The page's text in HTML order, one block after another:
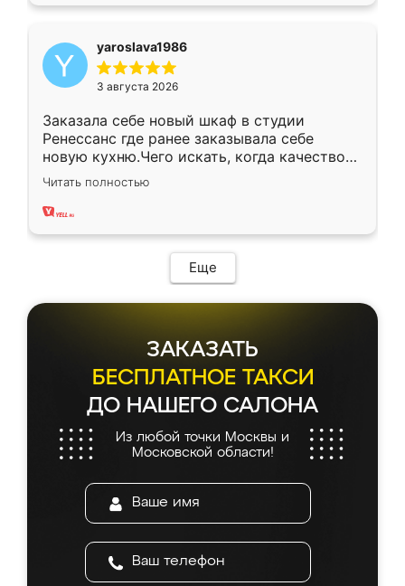
yaroslava1986
3 августа 2026
Заказала себе новый шкаф в студии
Ренессанс где ранее заказывала себе
новую кухню.Чего искать, когда качеством
вполне довольна. Служит кухня уже почти
два года, нареканий нет.
Читать полностью
Еще
ЗАКАЗАТЬ
БЕСПЛАТНОЕ ТАКСИ
ДО НАШЕГО САЛОНА
Из любой точки Москвы и
Московской области!